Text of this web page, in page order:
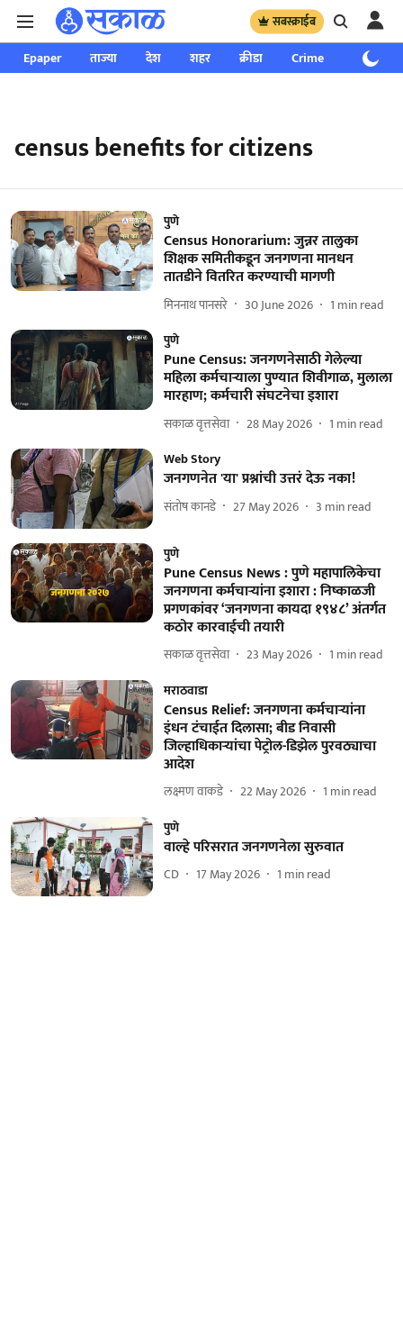
सबस्क्राईब
Epaper ताज्या देश शहर क्रीडा Crime साप्ताहिक
census benefits for citizens
पुणे
Census Honorarium: जुन्नर तालुका
शिक्षक समितीकडून जनगणना मानधन
तातडीने वितरित करण्याची मागणी
मिननाथ पानसरे 30 June 2026 1 min read
पुणे
Pune Census: जनगणनेसाठी गेलेल्या
महिला कर्मचाऱ्याला पुण्यात शिवीगाळ, मुलाला
मारहाण; ⁠कर्मचारी संघटनेचा इशारा
सकाळ वृत्तसेवा 28 May 2026 1 min read
Web Story
जनगणनेत 'या' प्रश्नांची उत्तरं देऊ नका!
संतोष कानडे 27 May 2026 3 min read
पुणे
Pune Census News : पुणे महापालिकेचा
जनगणना कर्मचाऱ्यांना इशारा : निष्काळजी
प्रगणकांवर ‘जनगणना कायदा १९४८’ अंतर्गत
कठोर कारवाईची तयारी
सकाळ वृत्तसेवा 23 May 2026 1 min read
मराठवाडा
Census Relief: जनगणना कर्मचाऱ्यांना
इंधन टंचाईत दिलासा; बीड निवासी
जिल्हाधिकाऱ्यांचा पेट्रोल-डिझेल पुरवठ्याचा
आदेश
लक्ष्मण वाकडे 22 May 2026 1 min read
पुणे
वाल्हे परिसरात जनगणनेला सुरुवात
CD 17 May 2026 1 min read